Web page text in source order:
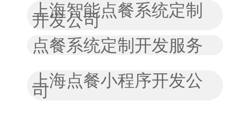
上海智能点餐系统定制
开发公司
点餐系统定制开发服务
上海点餐小程序开发公
司